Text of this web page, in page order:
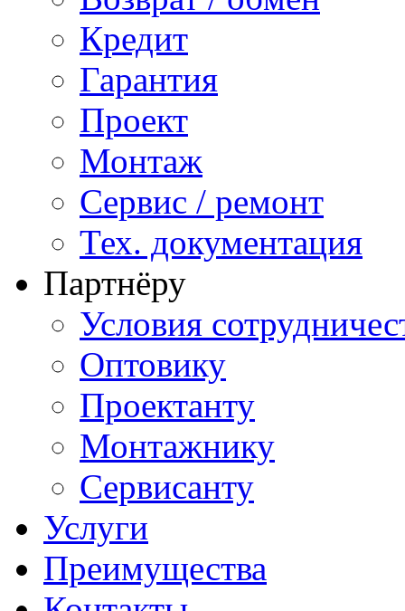
Кредит
Гарантия
Проект
Монтаж
Сервис / ремонт
Тех. документация
Партнёру
Условия
Оптовику
Проектанту
Монтажнику
Сервисанту
Услуги
Преимущества